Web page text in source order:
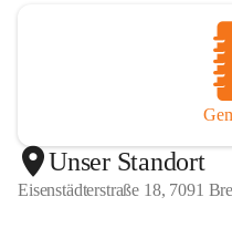
Unser Standort
Eisenstädterstraße 18, 7091